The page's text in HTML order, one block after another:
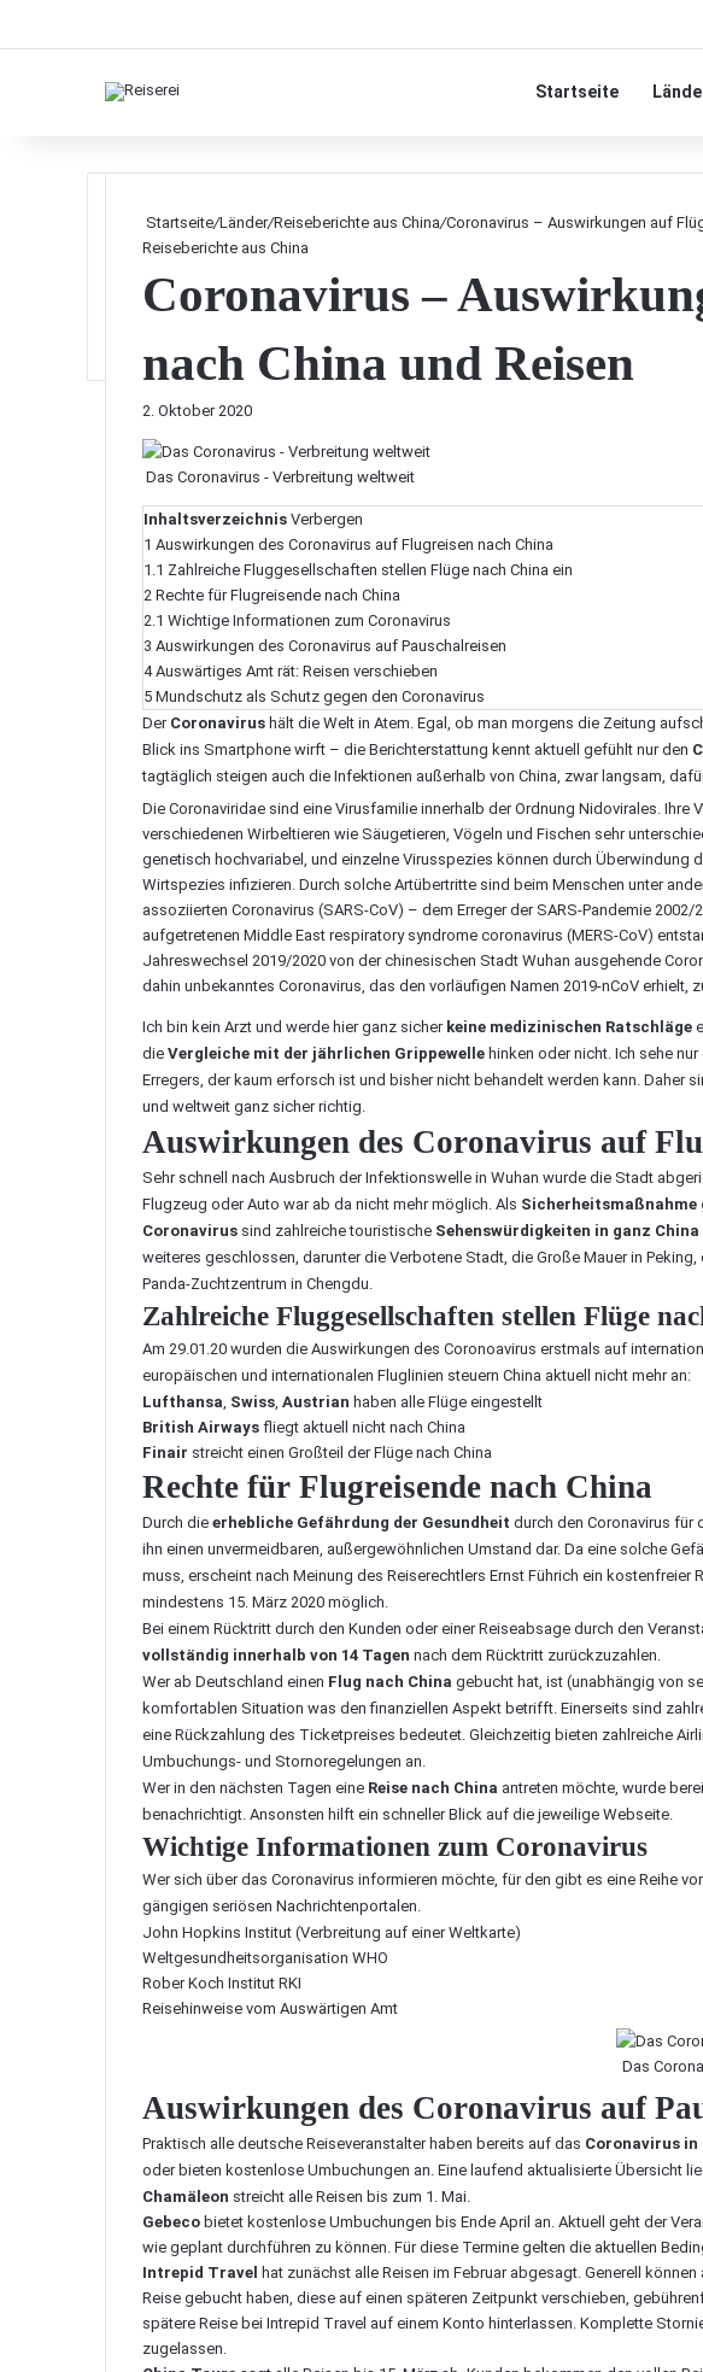
Startseite
Startseite/Länder/Reiseberichte aus China/Coronavirus – Auswirkungen auf
Reiseberichte aus China
Coronavirus –
nach China und Reisen
2. Oktober 2020
Das Coronavirus - Verbreitung weltweit
Inhaltsverzeichnis Verbergen
1 Auswirkungen des Coronavirus auf Flugreisen nach China
1.1 Zahlreiche Fluggesellschaften stellen Flüge nach China ein
2 Rechte für Flugreisende nach China
2.1 Wichtige Informationen zum Coronavirus
3 Auswirkungen des Coronavirus auf Pauschalreisen
4 Auswärtiges Amt rät: Reisen verschieben
5 Mundschutz als Schutz gegen den Coronavirus
Der Coronavirus hält die Welt in Atem. Egal, ob man morgens die Zeitung
Blick ins Smartphone wirft – die Berichterstattung kennt aktuell gefühlt nur den
tagtäglich steigen auch die Infektionen außerhalb von China, zwar langsam,
Die Coronaviridae sind eine Virusfamilie innerhalb der Ordnung Nidovirales. Ihre
verschiedenen Wirbeltieren wie Säugetieren, Vögeln und Fischen sehr
genetisch hochvariabel, und einzelne Virusspezies können durch Überwindung
Wirtspezies infizieren. Durch solche Artübertritte sind beim Menschen unter
assoziierten Coronavirus (SARS-CoV) – dem Erreger der SARS-Pandemie
aufgetretenen Middle East respiratory syndrome coronavirus (MERS-CoV)
Jahreswechsel 2019/2020 von der chinesischen Stadt Wuhan ausgehende
dahin unbekanntes Coronavirus, das den vorläufigen Namen 2019-nCoV erhielt,
Ich bin kein Arzt und werde hier ganz sicher keine medizinischen Ratschläge
die Vergleiche mit der jährlichen Grippewelle hinken oder nicht. Ich sehe
Erregers, der kaum erforsch ist und bisher nicht behandelt werden kann. Daher
und weltweit ganz sicher richtig.
Auswirkungen des Coronavirus auf
Sehr schnell nach Ausbruch der Infektionswelle in Wuhan wurde die Stadt
Flugzeug oder Auto war ab da nicht mehr möglich. Als Sicherheitsmaßnahme
Coronavirus sind zahlreiche touristische Sehenswürdigkeiten in ganz China
weiteres geschlossen, darunter die Verbotene Stadt, die Große Mauer in
Panda-Zuchtzentrum in Chengdu.
Zahlreiche Fluggesellschaften stellen Flüge
Am 29.01.20 wurden die Auswirkungen des Coronoavirus erstmals auf
europäischen und internationalen Fluglinien steuern China aktuell nicht mehr an:
Lufthansa Swiss Austrian haben alle Flüge eingestellt
British Airways fliegt aktuell nicht nach China
Finair streicht einen Großteil der Flüge nach China
Rechte für Flugreisende nach China
Durch die erhebliche Gefährdung der Gesundheit durch den Coronavirus für
ihn einen unvermeidbaren, außergewöhnlichen Umstand dar. Da eine solche
muss, erscheint nach Meinung des Reiserechtlers Ernst Führich ein kostenfreier
mindestens 15. März 2020 möglich.
Bei einem Rücktritt durch den Kunden oder einer Reiseabsage durch den
vollständig innerhalb von 14 Tagen nach dem Rücktritt zurückzuzahlen.
Wer ab Deutschland einen Flug nach China gebucht hat, ist (unabhängig von
komfortablen Situation was den finanziellen Aspekt betrifft. Einerseits sind
eine Rückzahlung des Ticketpreises bedeutet. Gleichzeitig bieten zahlreiche
Umbuchungs- und Stornoregelungen an.
Wer in den nächsten Tagen eine Reise nach China antreten möchte, wurde
benachrichtigt. Ansonsten hilft ein schneller Blick auf die jeweilige Webseite.
Wichtige Informationen zum Coronavirus
Wer sich über das Coronavirus informieren möchte, für den gibt es eine Reihe
gängigen seriösen Nachrichtenportalen.
John Hopkins Institut (Verbreitung auf einer Weltkarte)
Weltgesundheitsorganisation WHO
Rober Koch Institut RKI
Reisehinweise vom Auswärtigen Amt
Das
Auswirkungen des Coronavirus auf
Praktisch alle deutsche Reiseveranstalter haben bereits auf das Coronavirus in
oder bieten kostenlose Umbuchungen an. Eine laufend aktualisierte Übersicht
Chamäleon streicht alle Reisen bis zum 1. Mai.
Gebeco bietet kostenlose Umbuchungen bis Ende April an. Aktuell geht der
wie geplant durchführen zu können. Für diese Termine gelten die aktuellen
Intrepid Travel hat zunächst alle Reisen im Februar abgesagt. Generell
Reise gebucht haben, diese auf einen späteren Zeitpunkt verschieben,
spätere Reise bei Intrepid Travel auf einem Konto hinterlassen. Komplette
zugelassen.